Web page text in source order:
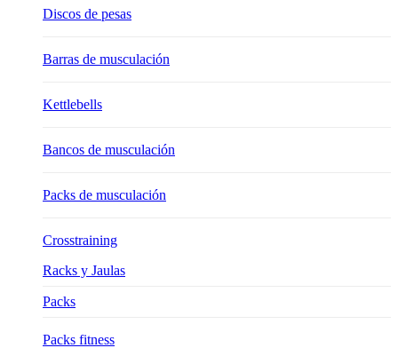
Discos de pesas
Barras de musculación
Kettlebells
Bancos de musculación
Packs de musculación
Crosstraining
Racks y Jaulas
Packs
Packs fitness